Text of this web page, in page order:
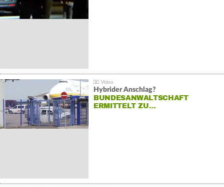
Hybrider Anschlag?
BUNDESANWALTSCHAFT
ERMITTELT ZU…